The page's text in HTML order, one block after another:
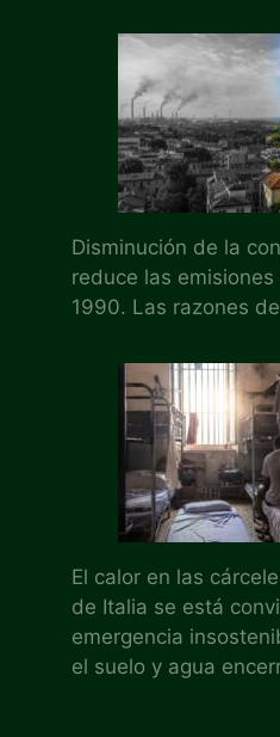
Disminución de la
reduce las
1990. Las razones
El calor en las
de Italia se está
emergencia
el suelo y agua